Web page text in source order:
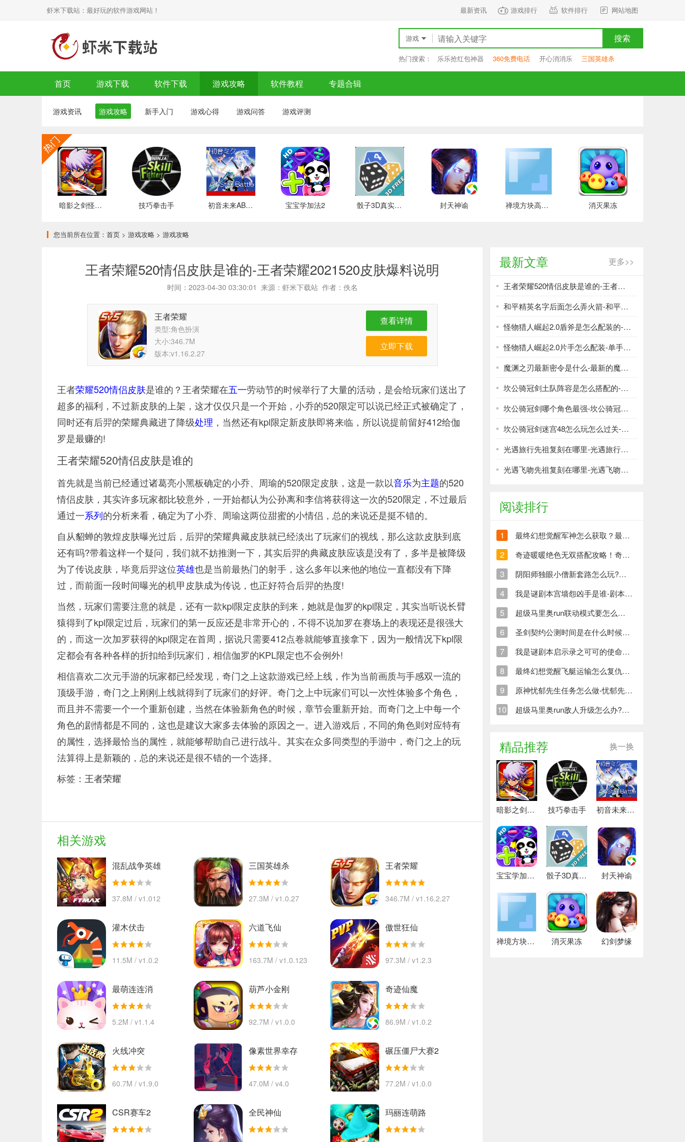
虾米下载站：最好玩的软件游戏网站！ 最新资讯 游戏排行 软件排行 网站地图
游戏 搜索
热门搜索： 乐乐抢红包神器 360免费电话 开心消消乐 三国英雄杀
首页 游戏下载 软件下载 游戏攻略 软件教程 专题合辑
游戏资讯 游戏攻略 新手入门 游戏心得 游戏问答 游戏评测
暗影之剑怪物猎人 技巧拳击手 初音未来ABS格斗 宝宝学加法2 骰子3D真实模拟 封天神谕 禅境方块高级版 消灭果冻
您当前所在位置： 首页 > 游戏攻略 > 游戏攻略
王者荣耀520情侣皮肤是谁的-王者荣耀2021520皮肤爆料说明
时间：2023-04-30 03:30:01 来源：虾米下载站 作者：佚名
王者荣耀
类型:角色扮演
大小:346.7M
版本:v1.16.2.27
查看详情
立即下载
王者荣耀520情侣皮肤是谁的？王者荣耀在五一劳动节的时候举行了大量的活动，是会给玩家们送出了
超多的福利，不过新皮肤的上架，这才仅仅只是一个开始，小乔的520限定可以说已经正式被确定了，
同时还有后羿的荣耀典藏进了降级处理 ，当然还有kpl限定新皮肤即将来临，所以说提前留好412给伽
罗是最赚的!
王者荣耀520情侣皮肤是谁的
首先就是当前已经通过诸葛亮小黑板确定的小乔、周瑜的520限定皮肤，这是一款以音乐为主题的520
情侣皮肤，其实许多玩家都比较意外，一开始都认为公孙离和李信将获得这一次的520限定，不过最后
通过一系列的分析来看，确定为了小乔、周瑜这两位甜蜜的小情侣，总的来说还是挺不错的。
自从貂蝉的敦煌皮肤曝光过后，后羿的荣耀典藏皮肤就已经淡出了玩家们的视线，那么这款皮肤到底
还有吗?带着这样一个疑问，我们就不妨推测一下，其实后羿的典藏皮肤应该是没有了，多半是被降级
为了传说皮肤，毕竟后羿这位英雄也是当前最热门的射手，这么多年以来他的地位一直都没有下降
过，而前面一段时间曝光的机甲皮肤成为传说，也正好符合后羿的热度!
当然，玩家们需要注意的就是，还有一款kpl限定皮肤的到来，她就是伽罗的kpl限定，其实当听说长臂
猿得到了kpl限定过后，玩家们的第一反应还是非常开心的，不得不说加罗在赛场上的表现还是很强大
的，而这一次加罗获得的kpl限定在首周，据说只需要412点卷就能够直接拿下，因为一般情况下kpl限
定都会有各种各样的折扣给到玩家们，相信伽罗的KPL限定也不会例外!
相信喜欢二次元手游的玩家都已经发现，奇门之上这款游戏已经上线，作为当前画质与手感双一流的
顶级手游，奇门之上刚刚上线就得到了玩家们的好评。奇门之上中玩家们可以一次性体验多个角色，
而且并不需要一个一个重新创建，当然在体验新角色的时候，章节会重新开始。而奇门之上中每一个
角色的剧情都是不同的，这也是建议大家多去体验的原因之一。进入游戏后，不同的角色则对应特有
的属性，选择最恰当的属性，就能够帮助自己进行战斗。其实在众多同类型的手游中，奇门之上的玩
法算得上是新颖的，总的来说还是很不错的一个选择。
标签： 王者荣耀
相关游戏
混乱战争英雄
37.8M / v1.012
三国英雄杀
27.3M / v1.0.27
王者荣耀
346.7M / v1.16.2.27
灌木伏击
11.5M / v1.0.2
六道飞仙
163.7M / v1.0.123
傲世狂仙
97.3M / v1.2.3
最萌连连消
5.2M / v1.1.4
葫芦小金刚
92.7M / v1.0.0
奇迹仙魔
86.9M / v1.0.2
火线冲突
60.7M / v1.9.0
像素世界幸存
47.0M / v4.0
碾压僵尸大赛2
77.2M / v1.0.0
CSR赛车2 全民神仙 玛丽连萌路
最新文章 更多>>
王者荣耀520情侣皮肤是谁的-王者荣耀2021520皮肤爆料说明
和平精英名字后面怎么弄火箭-和平精英火箭活动介绍
怪物猎人崛起2.0盾斧是怎么配装的-2.0盾斧电锯流配装推荐一览
怪物猎人崛起2.0片手怎么配装-单手剑配装推荐一览
魔渊之刃最新密令是什么-最新的魔渊之刃密令有哪些
坎公骑冠剑土队阵容是怎么搭配的-坎公骑冠剑土队阵容推荐
坎公骑冠剑哪个角色最强-坎公骑冠剑角色强度排行
坎公骑冠剑迷宫48怎么玩怎么过关-​坎公骑冠剑迷宫48攻略大全分享
光遇旅行先祖复刻在哪里-​光遇旅行先祖复刻位置大全分享
光遇飞吻先祖复刻在哪里-​光遇飞吻先祖复刻位置大全分享
阅读排行
1 最终幻想觉醒军神怎么获取？最终幻想觉醒军神获取方法介绍！
2 奇迹暖暖绝色无双搭配攻略！奇迹暖暖绝色无双高分搭配秘籍
3 阴阳师独眼小僧新套路怎么玩?阴阳师克制控制流阵容推荐
4 我是谜剧本宫墙怨凶手是谁-剧本宫墙怨答案攻略
5 超级马里奥run联动模式要怎么解除?超级马里奥run联动模式解除方法
6 圣剑契约公测时间是在什么时候？圣剑契约公测时间预测！
7 我是谜剧本启示录之可可的使命凶手是谁-剧本启示录之可可的使命答案攻略
8 最终幻想觉醒飞艇运输怎么复仇?最终幻想觉醒飞艇运输复仇介绍!
9 原神忧郁先生任务怎么做-忧郁先生任务流程攻略
10 超级马里奥run敌人升级怎么办?超级马里奥run敌人升级解析
精品推荐 换一换
暗影之剑怪物猎人 技巧拳击手 初音未来ABS格斗
宝宝学加法2 骰子3D真实模拟 封天神谕
禅境方块高级版 消灭果冻 幻剑梦缘